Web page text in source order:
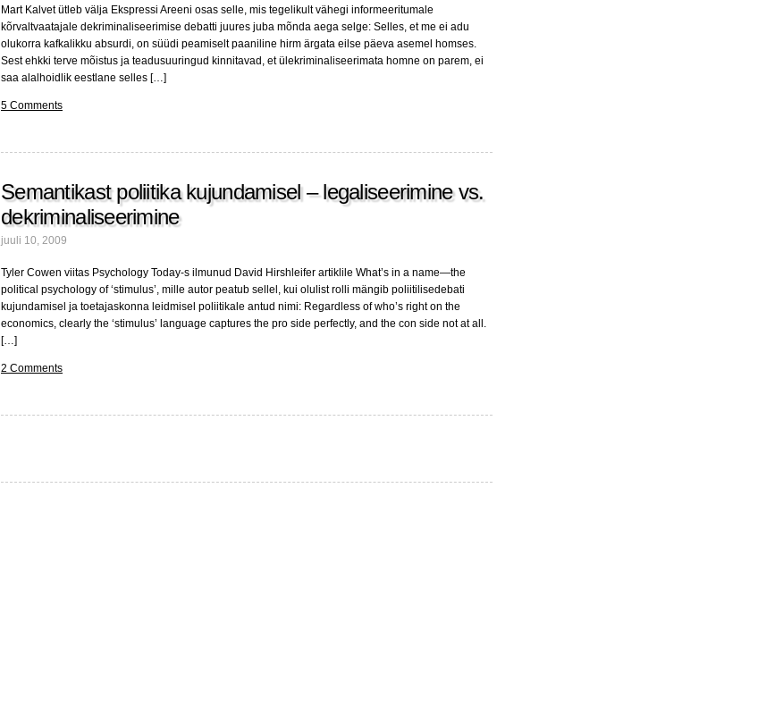
Mart Kalvet ütleb välja Ekspressi Areeni osas selle, mis tegelikult vähegi informeeritumale
kõrvaltvaatajale dekriminaliseerimise debatti juures juba mõnda aega selge: Selles, et me ei adu
olukorra kafkalikku absurdi, on süüdi peamiselt paaniline hirm ärgata eilse päeva asemel homses.
Sest ehkki terve mõistus ja teadusuuringud kinnitavad, et ülekriminaliseerimata homne on parem, ei
saa alalhoidlik eestlane selles […]
5 Comments
Semantikast poliitika kujundamisel – legaliseerimine vs.
dekriminaliseerimine
juuli 10, 2009
Tyler Cowen viitas Psychology Today-s ilmunud David Hirshleifer artiklile What’s in a name—the
political psychology of ‘stimulus’, mille autor peatub sellel, kui olulist rolli mängib poliitilisedebati
kujundamisel ja toetajaskonna leidmisel poliitikale antud nimi: Regardless of who’s right on the
economics, clearly the ‘stimulus’ language captures the pro side perfectly, and the con side not at all.
[…]
2 Comments